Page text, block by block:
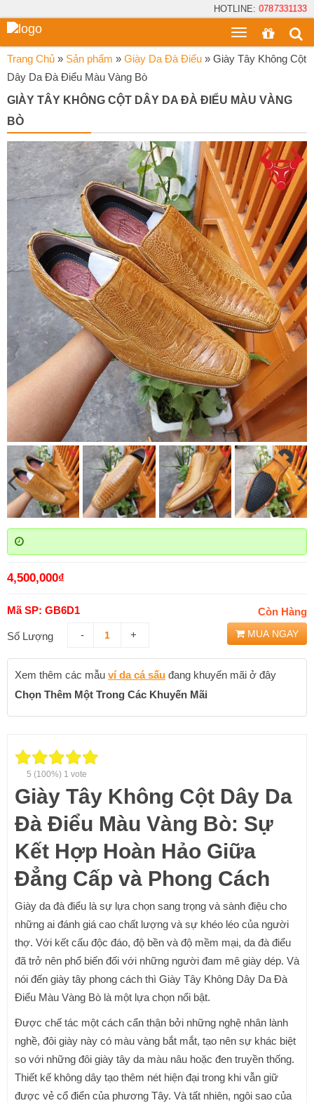
HOTLINE: 0787331133
Toggle
menu
Trang Chủ » Sản phẩm » Giày Da Đà Điểu » Giày Tây Không Cột
Dây Da Đà Điểu Màu Vàng Bò
GIÀY TÂY KHÔNG CỘT DÂY DA ĐÀ ĐIỂU MÀU VÀNG
BÒ
4,500,000₫
Mã SP: GB6D1 Còn Hàng
Số Lượng - + MUA NGAY
Xem thêm các mẫu ví da cá sấu đang khuyến mãi ở đây
Chọn Thêm Một Trong Các Khuyến Mãi
5 (100%) 1 vote
Giày Tây Không Cột Dây Da
Đà Điểu Màu Vàng Bò: Sự
Kết Hợp Hoàn Hảo Giữa
Đẳng Cấp và Phong Cách
Giày da đà điểu là sự lựa chọn sang trọng và sành điệu cho
những ai đánh giá cao chất lượng và sự khéo léo của người
thợ. Với kết cấu độc đáo, độ bền và độ mềm mại, da đà điểu
đã trở nên phổ biến đối với những người đam mê giày dép. Và
nói đến giày tây phong cách thì Giày Tây Không Dây Da Đà
Điểu Màu Vàng Bò là một lựa chọn nổi bật.
Được chế tác một cách cẩn thận bởi những nghệ nhân lành
nghề, đôi giày này có màu vàng bắt mắt, tạo nên sự khác biệt
so với những đôi giày tây da màu nâu hoặc đen truyền thống.
Thiết kế không dây tạo thêm nét hiện đại trong khi vẫn giữ
được vẻ cổ điển của phương Tây. Và tất nhiên, ngôi sao của